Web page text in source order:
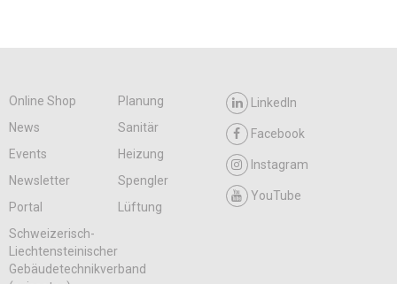
Online Shop
Planung
News
Sanitär
Events
Heizung
Newsletter
Spengler
Portal
Lüftung
LinkedIn
Facebook
Instagram
YouTube
Schweizerisch-
Liechtensteinischer
Gebäudetechnikverband